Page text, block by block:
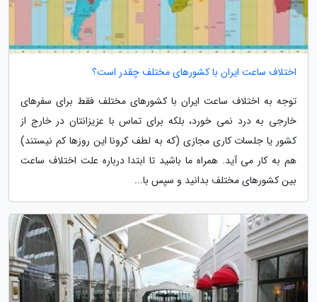
اختلاف ساعت ایران با کشورهای مختلف چقدر است؟
توجه به اختلاف ساعت ایران با کشورهای مختلف فقط برای سفرهای
خارجی به درد نمی خورد، بلکه برای تماس با عزیزانتان در خارج از
کشور یا جلسات کاری مجازی (که به لطف کرونا این روزها کم نیستند)
هم به کار می آید. همراه ما باشید تا ابتدا درباره علت اختلاف ساعت
بین کشورهای مختلف بدانید و سپس با...